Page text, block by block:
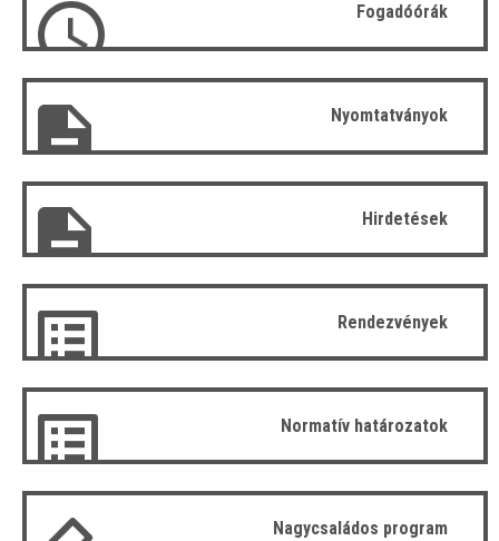
Fogadóórák
Nyomtatványok
Hirdetések
Rendezvények
Normatív határozatok
Nagycsaládos program